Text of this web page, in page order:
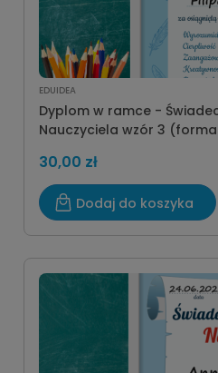
EDUIDEA
Dyplom w ramce -
Nauczyciela wzór 3
30,00 zł
Dodaj do koszyka